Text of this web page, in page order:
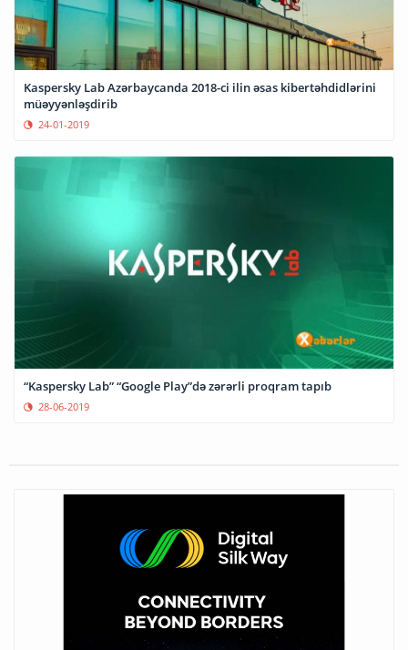
Kaspersky Lab Azərbaycanda 2018-ci ilin əsas kibertəhdidlərini
müəyyənləşdirib
24-01-2019
“Kaspersky Lab” “Google Play”də zərərli proqram tapıb
28-06-2019